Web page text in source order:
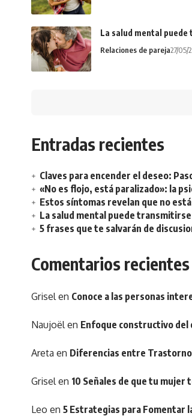
La salud mental
Relaciones de pareja27/05/
Entradas recientes
Claves para encender el deseo:
«No es flojo, está paralizado»: la
Estos síntomas revelan que no
La salud mental puede
5 frases que te salvarán de
Comentarios recientes
Griselen Conoce a las personas
Naujoëlen Enfoque constructivo del
Areta en Diferencias entre
Griselen 10 Señales de que tu mujer
Leo en 5 Estrategias para Fomentar